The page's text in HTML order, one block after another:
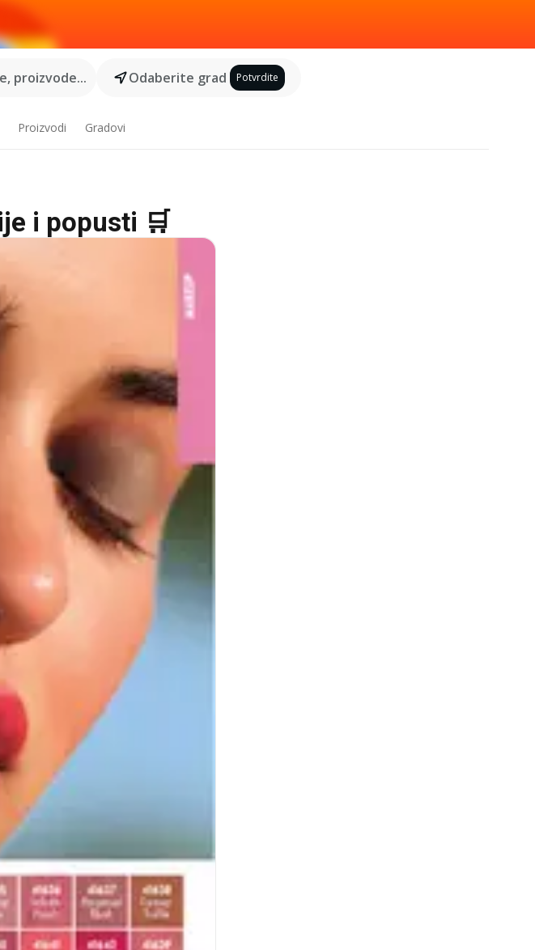
proizvode...
Odaberite grad Potvrdite
Proizvodi Gradovi
i popusti 🛒